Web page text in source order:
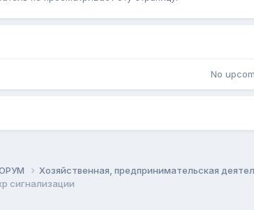
No
Хозяйственная, предпринимательская
сигнализации